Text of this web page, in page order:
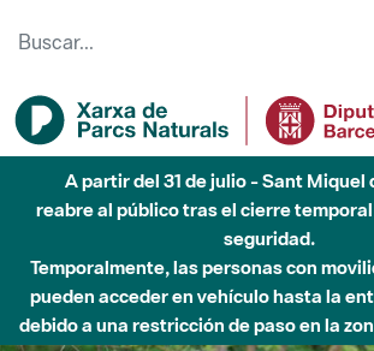
A partir del 31 de julio - Sant Miquel
reabre al público tras el cierre
seguridad.
Temporalmente, las personas con
pueden acceder en vehículo hasta la
debido a una restricción de paso en la